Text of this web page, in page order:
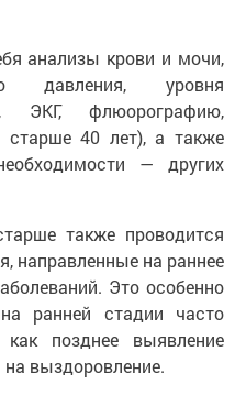
анализы крови и мочи,
давления, уровня
ЭКГ, флюорографию,
40 лет), а также
— других
также проводится
направленные на раннее
Это особенно
ранней стадии часто
позднее выявление
выздоровление.